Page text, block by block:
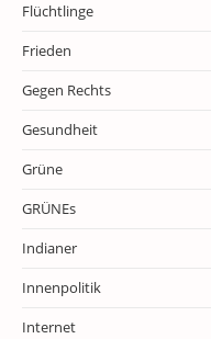
Flüchtlinge
Frieden
Gegen Rechts
Gesundheit
Grüne
GRÜNEs
Indianer
Innenpolitik
Internet